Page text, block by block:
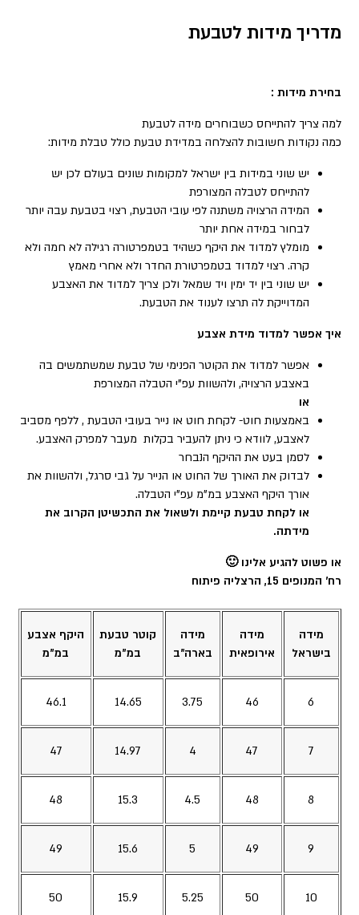
מדריך מידות לטבעת
בחירת מידות :
למה צריך להתייחס כשבוחרים מידה לטבעת
כמה נקודות חשובות להצלחה במדידת טבעת כולל טבלת מידות:
יש שוני במידות בין ישראל למקומות שונים בעולם לכן יש
להתייחס לטבלה המצורפת
המידה הרצויה משתנה לפי עובי הטבעת, רצוי בטבעת עבה יותר
לבחור במידה אחת יותר
מומלץ למדוד את היקף כשהיד בטמפרטורה רגילה לא חמה ולא
קרה. רצוי למדוד בטמפרטורת החדר ולא אחרי מאמץ
יש שוני בין יד ימין ויד שמאל ולכן צריך למדוד את האצבע
המדוייקת לה תרצו לענוד את הטבעת.
איך אפשר למדוד מידת אצבע
אפשר למדוד את הקוטר הפנימי של טבעת שמשתמשים בה
באצבע הרצויה, ולהשוות עפ”י הטבלה המצורפת
או
באמצעות חוט- לקחת חוט או נייר בעובי הטבעת , ללפף מסביב
לאצבע, לוודא כי ניתן להעביר בקלות מעבר למפרק האצבע.
לסמן בעט את ההיקף הנבחר
לבדוק את האורך של החוט או הנייר על גבי סרגל, ולהשוות את
אורך היקף האצבע במ”מ עפ”י הטבלה.
אולקחת טבעת קיימת ולשאול את התכשיטן הקרוב את
מידתה.
או פשוט להגיע אלינו 🙂
רח׳ המנופים 15, הרצליה פיתוח
מידה
בישראל
מידה
אירופאית
מידה
בארה”ב
קוטר טבעת
במ”מ
היקף אצבע
במ”מ
6
46
3.75
14.65
46.1
7
47
4
14.97
47
8
48
4.5
15.3
48
9
49
5
15.6
49
10
50
5.25
15.9
50